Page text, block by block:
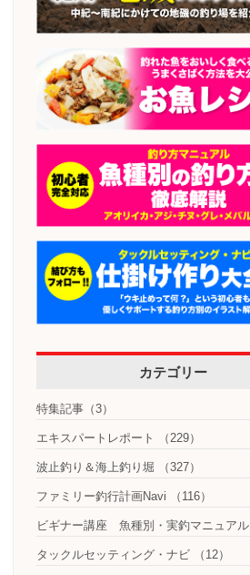
カテゴリー
特集記事 （3）
エキスパートレポート （229）
波止釣り＆海上釣り堀 （327）
ファミリー釣行計画Navi （116）
ビギナー講座 魚種別・実釣マニュアル
タックルセッティング・ナビ （12）